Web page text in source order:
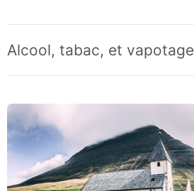
Alcool, tabac, et vapotage